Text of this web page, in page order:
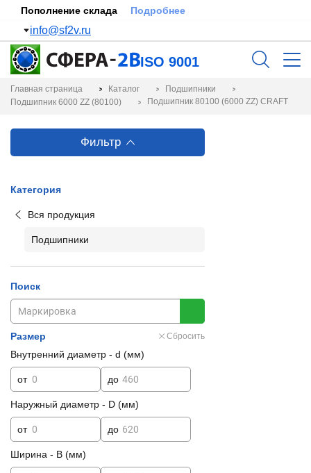
Пополнение склада Подробнее
info@sf2v.ru
ISO 9001
Главная страница Каталог
Подшипники
Подшипник 6000 ZZ (80100)
Подшипник 80100 (6000 ZZ) CRAFT
Фильтр
Категория
Вся продукция
Подшипники
Поиск
Размер Сбросить
Внутренний диаметр - d (мм)
от до
Наружный диаметр - D (мм)
от до
Ширина - B (мм)